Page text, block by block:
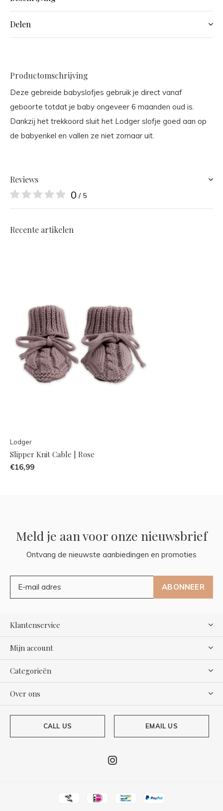
Delen
Productomschrijving
Deze gebreide babyslofjes gebruik je direct vanaf
geboorte totdat je baby ongeveer 6 maanden oud is.
Dankzij het trekkoord sluit het Lodger slofje goed aan op
de babyenkel en vallen ze niet zomaar uit.
Reviews
0 / 5
Recente artikelen
Lodger
Slipper Knit Cable | Rose
€16,99
Meld je aan voor onze nieuwsbrief
Ontvang de nieuwste aanbiedingen en promoties
ABONNEER
Klantenservice
Mijn account
Categorieën
Over ons
CALL US EMAIL US